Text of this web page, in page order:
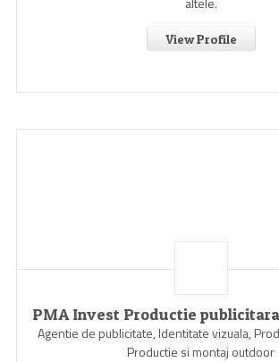
View Profile
PMA Invest Productie
Agentie de publicitate, Identitate vizuala,
Productie si montaj outdoor